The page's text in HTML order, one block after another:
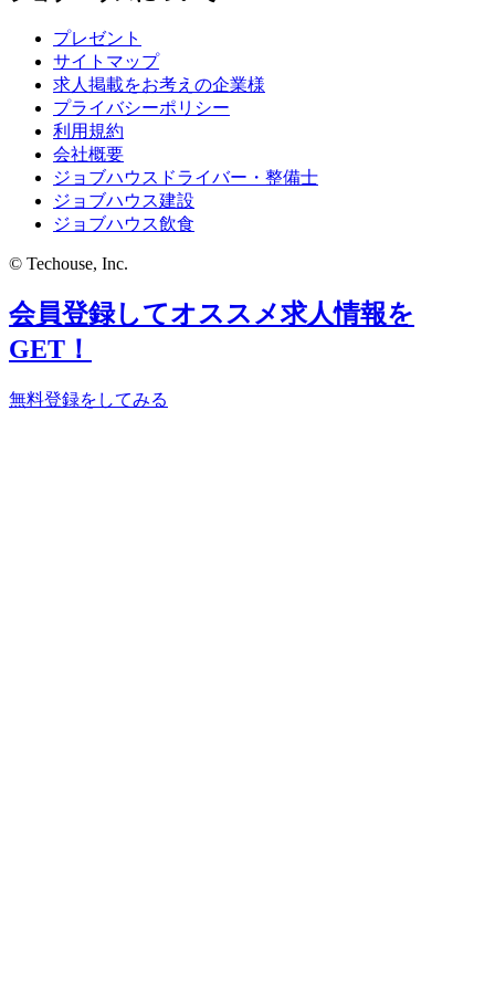
プレゼント
サイトマップ
求人掲載をお考えの企業様
プライバシーポリシー
利用規約
会社概要
ジョブハウスドライバー・整備士
ジョブハウス建設
ジョブハウス飲食
© Techouse, Inc.
会員登録してオススメ求人情報を
GET！
無料登録をしてみる